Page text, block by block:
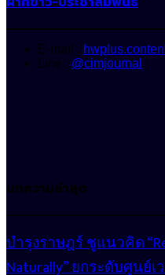
E-mail :
Line : @cimjournal
บทความล่าสุด
บำรุงราษฎร์ ชูแนวคิด
Naturally” ยกระดับศูนย์